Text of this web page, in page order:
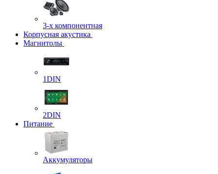
3-х компонентная
Корпусная акустика
Магнитолы
1DIN
2DIN
Питание
Аккумуляторы